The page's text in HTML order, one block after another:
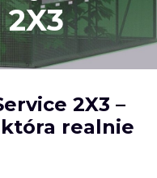
2X3 –
realnie